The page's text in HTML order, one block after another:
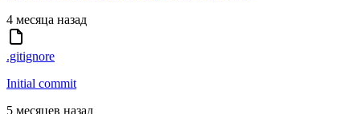
4 месяца назад
.gitignore
Initial commit
5 месяцев назад